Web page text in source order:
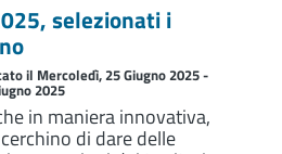
selezionati i
il Mercoledì, 25 Giugno 2025 -
2025
in maniera innovativa,
di dare delle